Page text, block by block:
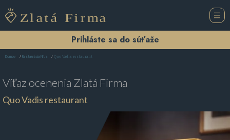
Prihláste sa do súťaže
Domov Reštaurácia Nitra Quo Vadis restaurant
Víťaz ocenenia Zlatá Firma
Quo Vadis restaurant